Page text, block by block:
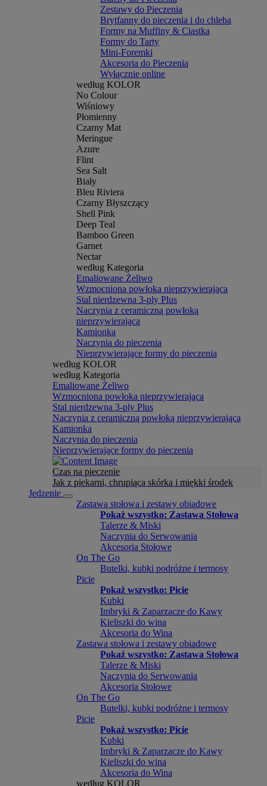
Zestawy do Pieczenia
Brytfanny do pieczenia i do chleba
Formy na Muffiny & Ciastka
Formy do Tarty
Mini-Foremki
Akcesoria do Pieczenia
Wyłącznie online
według KOLOR
No Colour
Wiśniowy
Płomienny
Czarny Mat
Meringue
Azure
Flint
Sea Salt
Biały
Bleu Riviera
Czarny Błyszczący
Shell Pink
Deep Teal
Bamboo Green
Garnet
Nectar
według Kategoria
Emaliowane Żeliwo
Wzmocniona powłoka nieprzywierająca
Stal nierdzewna 3-ply Plus
Naczynia z ceramiczną powłoką
nieprzywierająca
Kamionka
Naczynia do pieczenia
Nieprzywierające formy do pieczenia
według KOLOR
według Kategoria
Emaliowane Żeliwo
Wzmocniona powłoka nieprzywierająca
Stal nierdzewna 3-ply Plus
Naczynia z ceramiczną powłoką nieprzywierająca
Kamionka
Naczynia do pieczenia
Nieprzywierające formy do pieczenia
Czas na pieczenie
Jak z piekarni, chrupiąca skórka i miękki środek
Jedzenie
Zastawa stołowa i zestawy obiadowe
Pokaż wszystko: Zastawa Stołowa
Talerze & Miski
Naczynia do Serwowania
Akcesoria Stołowe
On The Go
Butelki, kubki podróżne i termosy
Picie
Pokaż wszystko: Picie
Kubki
Imbryki & Zaparzacze do Kawy
Kieliszki do wina
Akcesoria do Wina
Zastawa stołowa i zestawy obiadowe
Pokaż wszystko: Zastawa Stołowa
Talerze & Miski
Naczynia do Serwowania
Akcesoria Stołowe
On The Go
Butelki, kubki podróżne i termosy
Picie
Pokaż wszystko: Picie
Kubki
Imbryki & Zaparzacze do Kawy
Kieliszki do wina
Akcesoria do Wina
według KOLOR